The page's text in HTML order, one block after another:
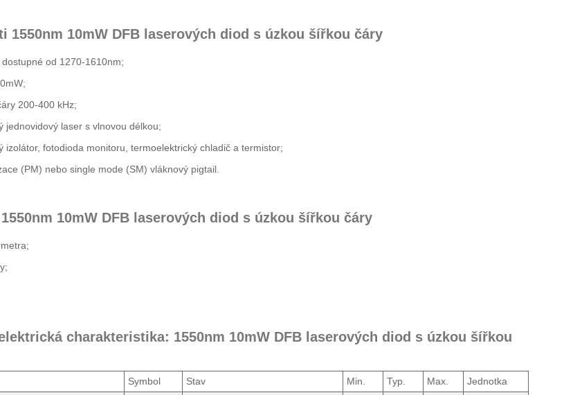
1550nm 10mW DFB laserových diod s úzkou šířkou čáry
od 1270-1610nm;
200-400 kHz;
jednovidový laser s vlnovou délkou;
izolátor, fotodioda monitoru, termoelektrický chladič a termistor;
(PM) nebo single mode (SM) vláknový pigtail.
10mW DFB laserových diod s úzkou šířkou čáry
charakteristika: 1550nm 10mW DFB laserových diod s úzkou šířkou
Symbol Stav Min. Typ. Max.
Jednotka